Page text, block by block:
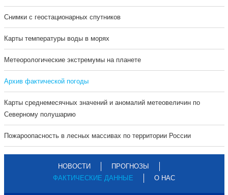
Cнимки с геостационарных спутников
Карты температуры воды в морях
Метеорологические экстремумы на планете
Архив фактической погоды
Карты среднемесячных значений и аномалий метеовеличин по
Северному полушарию
Пожароопасность в лесных массивах по территории России
НОВОСТИ
ПРОГНОЗЫ
ФАКТИЧЕСКИЕ ДАННЫЕ
О НАС